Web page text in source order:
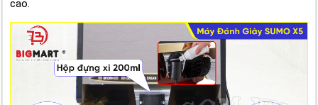
cao.